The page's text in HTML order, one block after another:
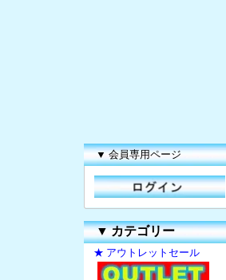
▼ 会員専用ページ
▼カテゴリー
★ アウトレットセール